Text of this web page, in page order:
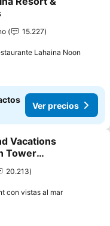
a favoritos
15.227
Lahaina Noon
Ver precios
a favoritos
Vacations
Tower
20.213
con vistas al mar